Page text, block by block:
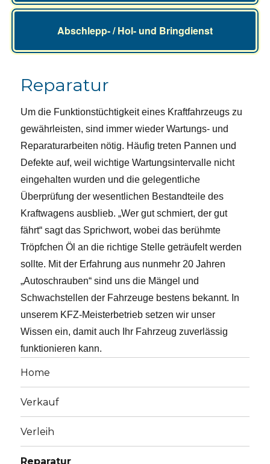
Abschlepp- / Hol- und Bringdienst
Reparatur
Um die Funktionstüchtigkeit eines Kraftfahrzeugs zu
gewährleisten, sind immer wieder Wartungs- und
Reparaturarbeiten nötig. Häufig treten Pannen und
Defekte auf, weil wichtige Wartungsintervalle nicht
eingehalten wurden und die gelegentliche
Überprüfung der wesentlichen Bestandteile des
Kraftwagens ausblieb. „Wer gut schmiert, der gut
fährt“ sagt das Sprichwort, wobei das berühmte
Tröpfchen Öl an die richtige Stelle geträufelt werden
sollte. Mit der Erfahrung aus nunmehr 20 Jahren
„Autoschrauben“ sind uns die Mängel und
Schwachstellen der Fahrzeuge bestens bekannt. In
unserem KFZ-Meisterbetrieb setzen wir unser
Wissen ein, damit auch Ihr Fahrzeug zuverlässig
funktionieren kann.
Home
Verkauf
Verleih
Reparatur